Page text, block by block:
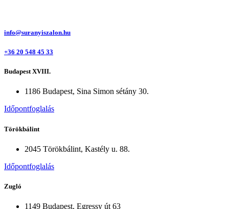
info@suranyiszalon.hu
+36 20 548 45 33
Budapest XVIII.
1186 Budapest, Sina Simon sétány 30.
Időpontfoglalás
Törökbálint
2045 Törökbálint, Kastély u. 88.
Időpontfoglalás
Zugló
1149 Budapest, Egressy út 63